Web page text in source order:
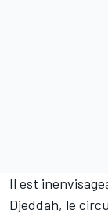
Il est
Djeddah, le